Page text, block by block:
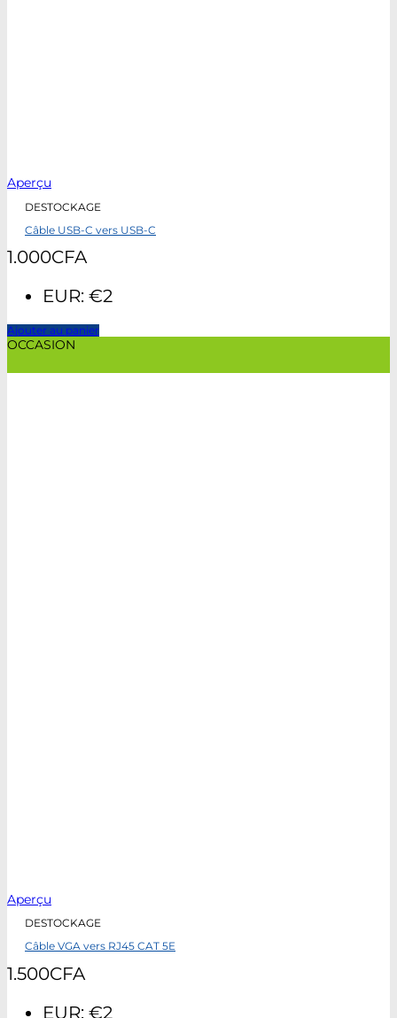
Aperçu
DESTOCKAGE
Câble USB-C vers USB-C
1.000CFA
EUR: €2
Ajouter au panier
OCCASION
Aperçu
DESTOCKAGE
Câble VGA vers RJ45 CAT 5E
1.500CFA
EUR: €2